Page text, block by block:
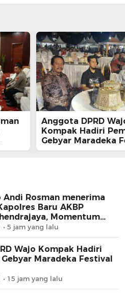
Anggota DPRD
Kompak Hadiri
Gebyar Maradeka
2026
Andi Rosman menerima
Baru AKBP
Momentum
Sinergi
5 jam yang lalu
Wajo Kompak Hadiri
Maradeka Festival
15 jam yang lalu